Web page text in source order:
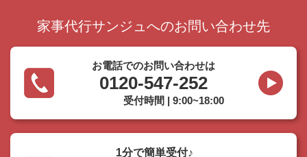
家事代行サンジュへのお問い合わせ先
お電話でのお問い合わせは
0120-547-252
受付時間 | 9:00~18:00
1分で簡単受付♪